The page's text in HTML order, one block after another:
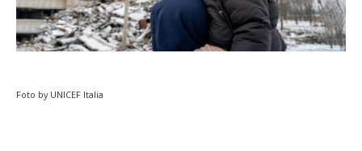
Foto by UNICEF Italia